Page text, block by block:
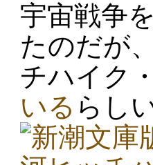
宇宙戦争
たのだが
チハイク
いる らし